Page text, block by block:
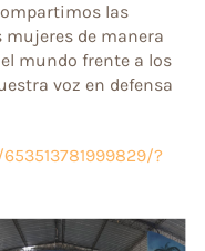
las
mujeres de manera
mundo frente a los
voz en defensa
?